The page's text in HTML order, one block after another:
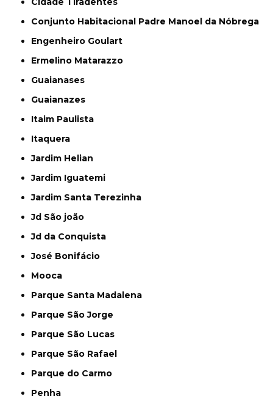
Conjunto Habitacional Padre Manoel da Nóbrega
Engenheiro Goulart
Ermelino Matarazzo
Guaianases
Guaianazes
Itaim Paulista
Itaquera
Jardim Helian
Jardim Iguatemi
Jardim Santa Terezinha
Jd São joão
Jd da Conquista
José Bonifácio
Mooca
Parque Santa Madalena
Parque São Jorge
Parque São Lucas
Parque São Rafael
Parque do Carmo
Penha